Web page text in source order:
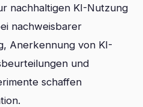
nachhaltigen KI-Nutzung
nachweisbarer
Anerkennung von KI-
und
schaffen